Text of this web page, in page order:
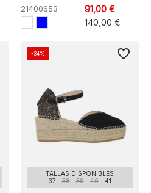
21400653
91,00 €
140,00 €
TALLAS DISPONIBLES
37
38 39 40 41
-34% favorite_border